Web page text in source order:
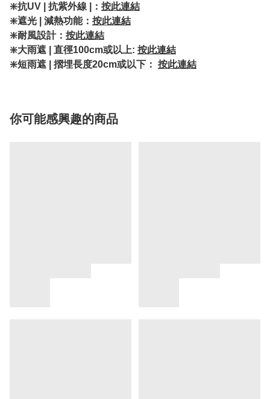
❇️抗UV | 抗紫外線 |： 按此連結
❇️遮光 | 減熱功能： 按此連結
❇️耐風設計： 按此連結
❇️大雨遮 | 直徑100cm或以上: 按此連結
❇️短雨遮 | 摺埋長度20cm或以下： 按此連結
你可能感興趣的商品